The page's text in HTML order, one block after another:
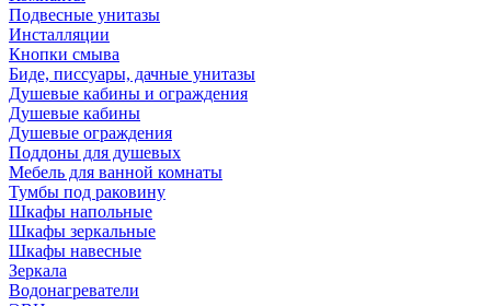
Подвесные унитазы
Инсталляции
Кнопки смыва
Биде, писсуары, дачные унитазы
Душевые кабины и ограждения
Душевые кабины
Душевые ограждения
Поддоны для душевых
Мебель для ванной комнаты
Тумбы под раковину
Шкафы напольные
Шкафы зеркальные
Шкафы навесные
Зеркала
Водонагреватели